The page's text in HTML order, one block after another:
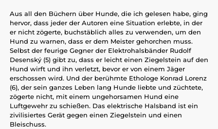
Aus all den Büchern über Hunde, die ich gelesen habe, ging
hervor, dass jeder der Autoren eine Situation erlebte, in der
er nicht zögerte, buchstäblich alles zu verwenden, um den
Hund zu warnen, dass er dem Meister gehorchen muss.
Selbst der feurige Gegner der Elektrohalsbänder Rudolf
Desenský (5) gibt zu, dass er leicht einen Ziegelstein auf den
Hund wirft und ihn verletzt, bevor er von einem Jäger
erschossen wird. Und der berühmte Ethologe Konrad Lorenz
(6), der sein ganzes Leben lang Hunde liebte und züchtete,
zögerte nicht, mit einem ungehorsamen Hund eine
Luftgewehr zu schießen. Das elektrische Halsband ist ein
zivilisiertes Gerät gegen einen Ziegelstein und einen
Bleischuss.